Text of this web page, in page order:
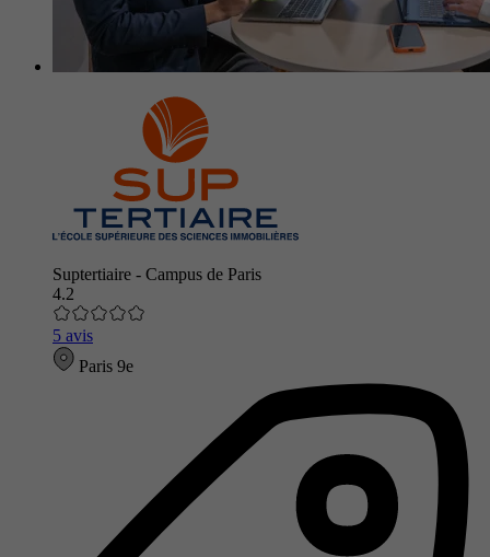
Suptertiaire - Campus de Paris
4.2
5 avis
Paris 9e